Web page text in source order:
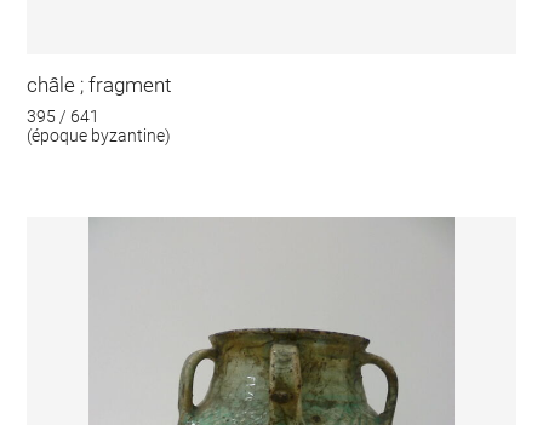
châle ; fragment
395 / 641
(époque byzantine)